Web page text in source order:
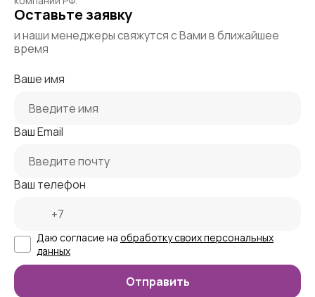
Оставьте заявку
и наши менеджеры свяжутся с Вами в ближайшее
время
Ваше имя
Ваш Email
Ваш телефон
Даю согласие на обработку своих персональных
данных